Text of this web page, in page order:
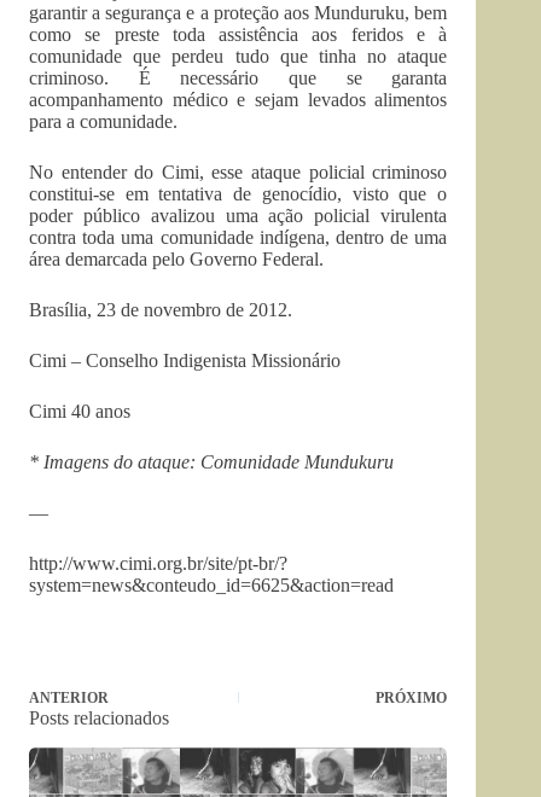
garantir a segurança e a proteção aos Munduruku, bem
como se preste toda assistência aos feridos e à
comunidade que perdeu tudo que tinha no ataque
criminoso. É necessário que se garanta
acompanhamento médico e sejam levados alimentos
para a comunidade.
No entender do Cimi, esse ataque policial criminoso
constitui-se em tentativa de genocídio, visto que o
poder público avalizou uma ação policial virulenta
contra toda uma comunidade indígena, dentro de uma
área demarcada pelo Governo Federal.
Brasília, 23 de novembro de 2012.
Cimi – Conselho Indigenista Missionário
Cimi 40 anos
* Imagens do ataque: Comunidade Mundukuru
—
http://www.cimi.org.br/site/pt-br/?
system=news&conteudo_id=6625&action=read
ANTERIOR PRÓXIMO
Posts relacionados